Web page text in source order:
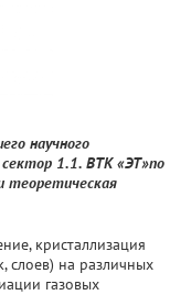
научного
сектор 1.1. ВТК «ЭТ»по
теоретическая
кристаллизация
слоев) на различных
газовых